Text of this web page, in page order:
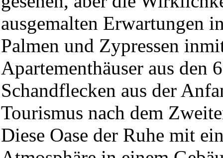
ausgemalten Erwartungen
Palmen und Zypressen
Apartementhäuser aus den
Schandflecken aus der
Tourismus nach dem
Diese Oase der Ruhe mit